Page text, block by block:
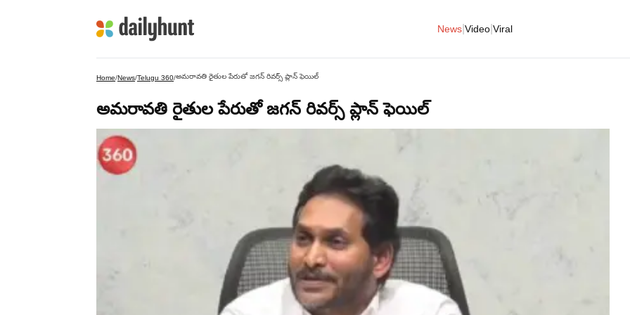
News Video Viral
Home/News/Telugu 360/అమరావతి రైతుల పేరుతో జగన్ రివర్స్ ప్లాన్ ఫెయిల్
అమరావతి రైతుల పేరుతో జగన్ రివర్స్ ప్లాన్ ఫెయిల్